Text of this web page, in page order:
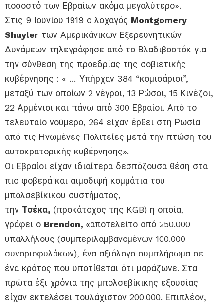
ποσοστό των Εβραίων ακόμα μεγαλύτερο».
Στις 9 Ιουνίου 1919 ο λοχαγός Montgomery
Shuyler των Αμερικάνικων Εξερευνητικών
Δυνάμεων τηλεγράφησε από το Βλαδιβοστόκ για
την σύνθεση της προεδρίας της σοβιετικής
κυβέρνησης : « … Υπήρχαν 384 “κομισάριοι”,
μεταξύ των οποίων 2 νέγροι, 13 Ρώσοι, 15 Κινέζοι,
22 Αρμένιοι και πάνω από 300 Εβραίοι. Από το
τελευταίο νούμερο, 264 είχαν έρθει στη Ρωσία
από τις Ηνωμένες Πολιτείες μετά την πτώση του
αυτοκρατορικής κυβέρνησης».
Οι Εβραίοι είχαν ιδιαίτερα δεσπόζουσα θέση στα
πιο φοβερά και αιμοδιψή κομμάτια του
μπολσεβίκικου συστήματος,
την Τσέκα, (προκάτοχος της KGB) η οποία,
γράφει ο Brendon, «αποτελείτο από 250.000
υπαλλήλους (συμπεριλαμβανομένων 100.000
συνοριοφυλάκων), ένα αξιόλογο συμπλήρωμα σε
ένα κράτος που υποτίθεται ότι μαράζωνε. Στα
πρώτα έξι χρόνια της μπολσεβίκικης εξουσίας
είχαν εκτελέσει τουλάχιστον 200.000. Επιπλέον,